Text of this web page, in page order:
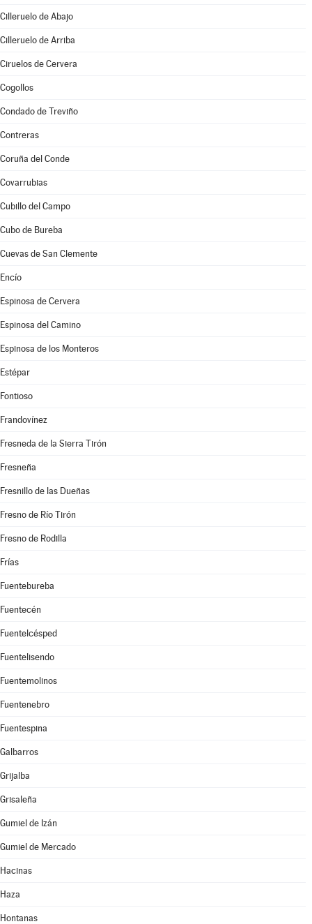
Cilleruelo de Abajo
Cilleruelo de Arriba
Ciruelos de Cervera
Cogollos
Condado de Treviño
Contreras
Coruña del Conde
Covarrubias
Cubillo del Campo
Cubo de Bureba
Cuevas de San Clemente
Encío
Espinosa de Cervera
Espinosa del Camino
Espinosa de los Monteros
Estépar
Fontioso
Frandovínez
Fresneda de la Sierra Tirón
Fresneña
Fresnillo de las Dueñas
Fresno de Río Tirón
Fresno de Rodilla
Frías
Fuentebureba
Fuentecén
Fuentelcésped
Fuentelisendo
Fuentemolinos
Fuentenebro
Fuentespina
Galbarros
Grijalba
Grisaleña
Gumiel de Izán
Gumiel de Mercado
Hacinas
Haza
Hontanas